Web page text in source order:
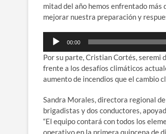
mitad del año hemos enfrentado
mejorar nuestra preparación y
Reproductor
audio
00:00
Por su parte, Cristian Cortés,
frente a los desafíos climáticos
aumento de incendios que el cambio
Sandra Morales, directora regional
brigadistas y dos conductores,
“El equipo contará con todos los